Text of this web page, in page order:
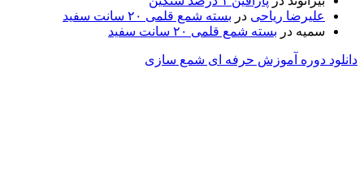
علیرضا ریاحی در بسته شمع قلمی ۲۰ سانت سفید
سمیه در بسته شمع قلمی ۲۰ سانت سفید
دانلود دوره آموزش حرفه ای شمع سازی